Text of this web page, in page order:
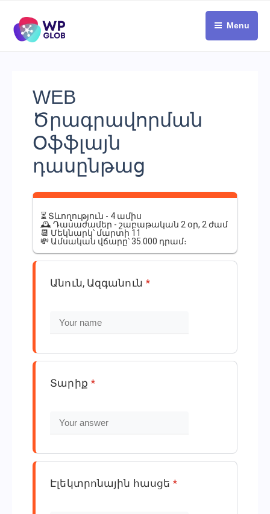
content
Menu
WEB
Ծրագրավորման
Օֆֆլայն
դասընթաց
⏳ Տևողություն - 4 ամիս
🕰 Դասաժամեր - շաբաթական 2 օր, 2 ժամ
📆 Մեկնարկ՝ մարտի 11
💸 Ամսական վճարը՝ 35.000 դրամ։
Անուն, Ազգանուն *
Տարիք *
Էլեկտրոնային հասցե *